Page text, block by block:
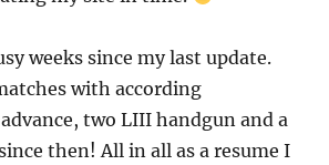
weeks since my last update.
with according
two LIII handgun and a
then! All in all as a resume I